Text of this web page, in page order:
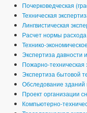
Почерковедческая
Техническая
Лингвистическая
Расчет нормы
Технико-
Экспертиза давности
Пожарно-техническая
Экспертиза бытовой
Обследование
Проект организации
Компьютерно-